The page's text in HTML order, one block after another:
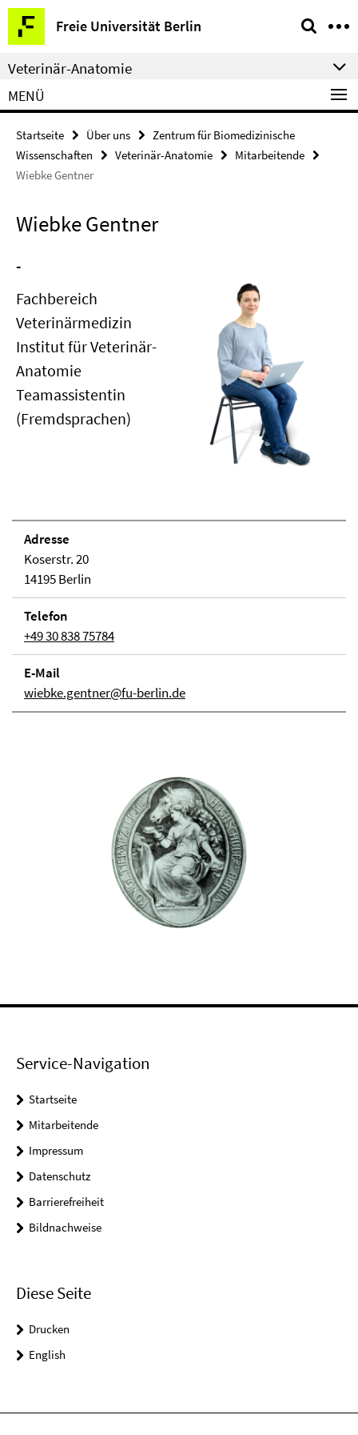
Springe
direkt
zu
Inhalt
Freie Universität Berlin
Service-
Navigation
Veterinär-Anatomie
MENÜ
Startseite Über uns
Zentrum für Biomedizinische
Wissenschaften
Veterinär-Anatomie
Mitarbeitende
Wiebke Gentner
Wiebke Gentner
-
Fachbereich
Veterinärmedizin
Institut für Veterinär-
Anatomie
Teamassistentin
(Fremdsprachen)
Adresse
Koserstr. 20
14195 Berlin
Telefon
+49 30 838 75784
E-Mail
wiebke.gentner@fu-berlin.de
Service-Navigation
Startseite
Mitarbeitende
Impressum
Datenschutz
Barrierefreiheit
Bildnachweise
Diese Seite
Drucken
English